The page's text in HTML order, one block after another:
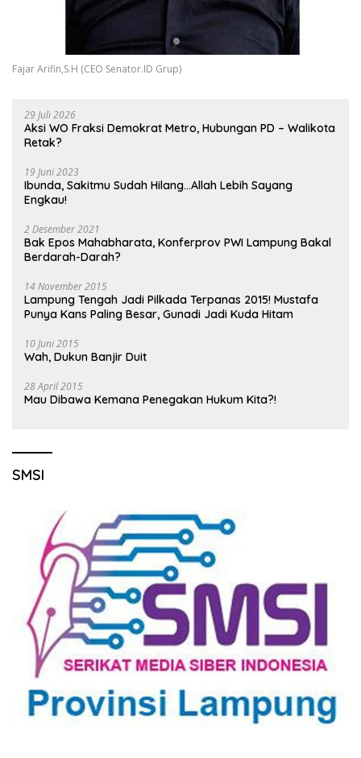
Fajar Arifin,S.H (CEO Senator.ID Grup)
29 Juli 2026
Aksi WO Fraksi Demokrat Metro, Hubungan PD – Walikota
Retak?
19 Juni 2023
Ibunda, Sakitmu Sudah Hilang…Allah Lebih Sayang
Engkau!
2 Desember 2021
Bak Epos Mahabharata, Konferprov PWI Lampung Bakal
Berdarah-Darah?
14 November 2015
Lampung Tengah Jadi Pilkada Terpanas 2015! Mustafa
Punya Kans Paling Besar, Gunadi Jadi Kuda Hitam
10 Juni 2015
Wah, Dukun Banjir Duit
28 April 2015
Mau Dibawa Kemana Penegakan Hukum Kita?!
SMSI